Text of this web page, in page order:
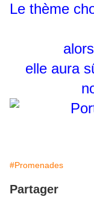
Le thème
elle aura
#Promenades
Partager